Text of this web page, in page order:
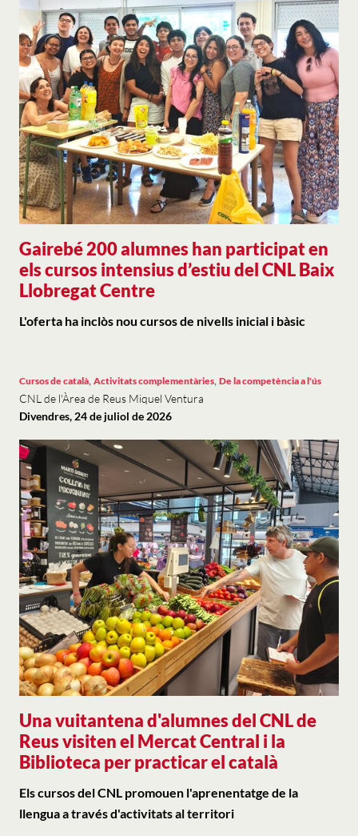
Gairebé 200 alumnes han participat en
els cursos intensius d’estiu del CNL Baix
Llobregat Centre
L'oferta ha inclòs nou cursos de nivells inicial i bàsic
Una vuitantena d'alumnes del CNL de
Reus visiten el Mercat Central i la
Biblioteca per practicar el català
Cursos de català, Activitats complementàries, De la competència a l'ús
CNL de l'Àrea de Reus Miquel Ventura
Divendres, 24 de juliol de 2026
Els cursos del CNL promouen l'aprenentatge de la
llengua a través d'activitats al territori